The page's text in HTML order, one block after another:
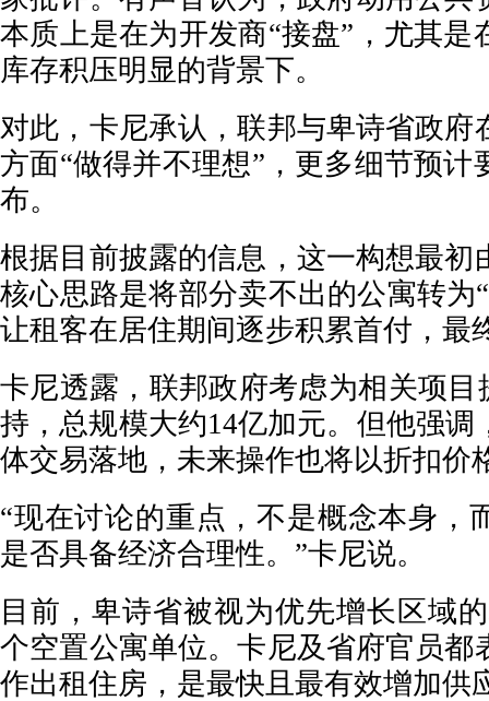
本质上是在为开发商“接盘”，尤其是
库存积压明显的背景下。
对此，卡尼承认，联邦与卑诗省政府
方面“做得并不理想”，更多细节预计
布。
根据目前披露的信息，这一构想最初
核心思路是将部分卖不出的公寓转为
让租客在居住期间逐步积累首付，最
卡尼透露，联邦政府考虑为相关项目
持，总规模大约14亿加元。但他强调
体交易落地，未来操作也将以折扣价
“现在讨论的重点，不是概念本身，
是否具备经济合理性。”卡尼说。
目前，卑诗省被视为优先增长区域
个空置公寓单位。卡尼及省府官员都
作出租住房，是最快且最有效增加供